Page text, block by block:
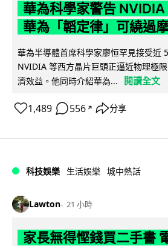
華為科學家警告
華為「韜定律」可繞過
華為半導體首席科學家廖恒罕見接受近
NVIDIA 等西方晶片巨頭正逼近物理極
濟效益。他同時介紹華為...
閱讀全文
1,489 556 ↗ 分享
科技娛樂 生活娛樂 城中熱話
Lawton 21 小時
家長無得慳錢買二手書